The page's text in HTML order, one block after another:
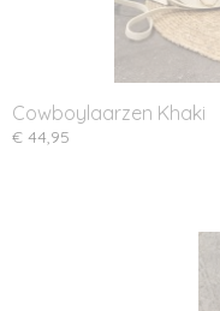
Cowboylaarzen Khaki
€ 44,95